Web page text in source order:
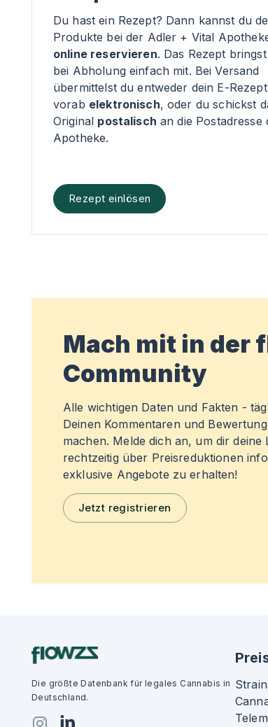
Du hast ein Rezept? Dann kannst du
Produkte bei der Adler + Vital
online reservieren. Das Rezept
bei Abholung einfach mit. Bei Versand
übermittelst du entweder dein E-Rezept
vorab elektronisch, oder du schickst
Original postalisch an die Postadresse
Apotheke.
Rezept einlösen
Mach mit in der
Community
Alle wichtigen Daten und Fakten -
Deinen Kommentaren und
machen. Melde dich an, um dir
rechtzeitig über Preisreduktionen
exklusive Angebote zu erhalten!
Jetzt registrieren
Die größte Datenbank für legales Cannabis in
Deutschland.